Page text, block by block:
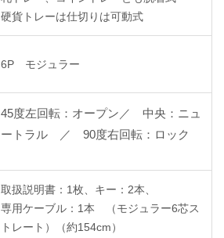
硬貨トレーは仕切りは可動式
6P モジュラー
45度左回転：オープン／ 中央：ニュ
ートラル ／ 90度右回転：ロック
取扱説明書：1枚、キー：2本、
専用ケーブル：1本 （モジュラー6芯ス
トレート）（約154cm）